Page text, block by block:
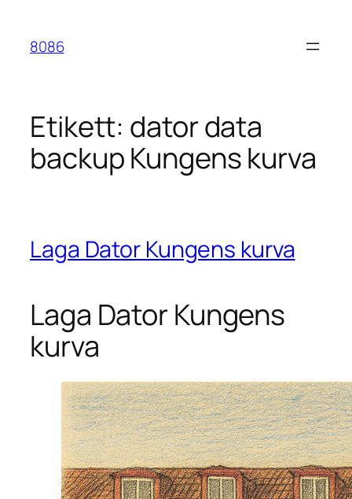
innehåll
8086
Etikett: dator data
backup Kungens kurva
Laga Dator Kungens kurva
Laga Dator Kungens
kurva